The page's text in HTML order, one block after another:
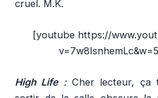
cruel. M.K.
[youtube https://
High Life:Cher lecteur, ça